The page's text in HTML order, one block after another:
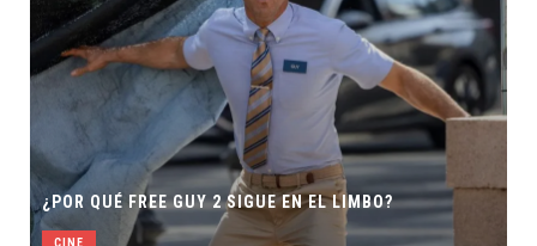
¿POR QUÉ FREE GUY 2 SIGUE EN EL LIMBO?
CINE